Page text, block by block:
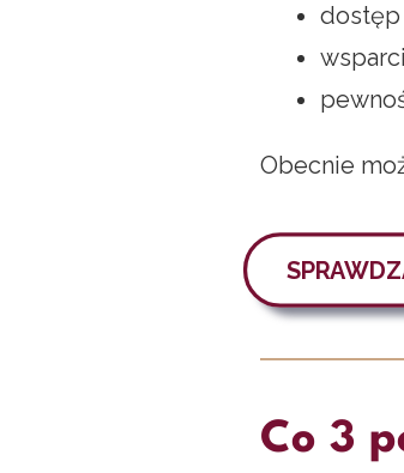
dostęp
Obecnie
Co 3